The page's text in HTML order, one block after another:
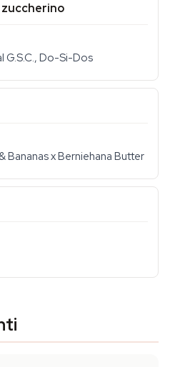
G.S.C., Do-Si-Dos
Bananas x Berniehana Butter